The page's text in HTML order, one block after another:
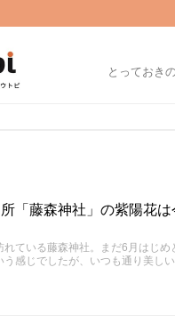
とっておき
所「藤森神社」の紫陽花
れている藤森神社。まだ6月はじ
感じでしたが、いつも通り美し